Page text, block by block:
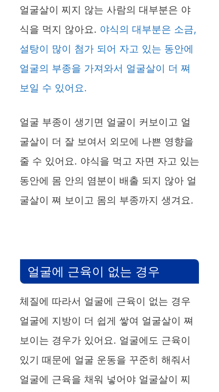
얼굴살이 찌지 않는 사람의 대부분은 야
식을 먹지 않아요. 야식의 대부분은 소금,
설탕이 많이 첨가 되어 자고 있는 동안에
얼굴의 부종을 가져와서 얼굴살이 더 쪄
보일 수 있어요.
얼굴 부종이 생기면 얼굴이 커보이고 얼
굴살이 더 잘 보여서 외모에 나쁜 영향을
줄 수 있어요. 야식을 먹고 자면 자고 있는
동안에 몸 안의 염분이 배출 되지 않아 얼
굴살이 쪄 보이고 몸의 부종까지 생겨요.
얼굴에 근육이 없는 경우
체질에 따라서 얼굴에 근육이 없는 경우
얼굴에 지방이 더 쉽게 쌓여 얼굴살이 쪄
보이는 경우가 있어요. 얼굴에도 근육이
있기 때문에 얼굴 운동을 꾸준히 해줘서
얼굴에 근육을 채워 넣어야 얼굴살이 찌